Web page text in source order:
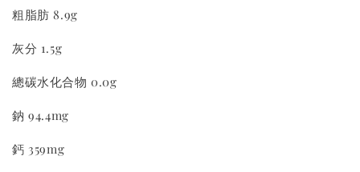
NT$ 119 TWD
粗脂肪 8.9g
灰分 1.5g
總碳水化合物 0.0g
鈉 94.4mg
鈣 359mg